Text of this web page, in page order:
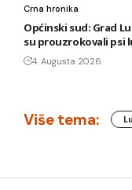
Crna hronika
Općinski sud: Grad
su prouzrokovali psi
4. Augusta 2026.
Više tema: